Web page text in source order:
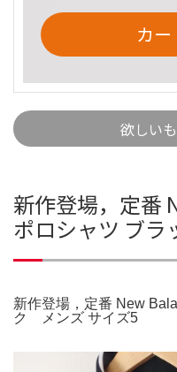
カ
欲しい
新作登場，定番
ポロシャツ ブ
新作登場，定番 New
ク メンズ サイズ5